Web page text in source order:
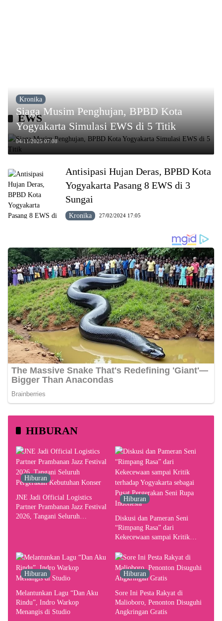
EWS
Kronika
Siaga Musim Penghujan, BPBD Kota
Yogyakarta Simulasi EWS di 5 Titik
04/11/2025 07:08
Antisipasi Hujan Deras, BPBD Kota
Yogyakarta Pasang 8 EWS di 3
Sungai
Kronika 27/02/2024 17:05
HIBURAN
Hiburan
JNE Jadi Official Logistics
Partner Prambanan Jazz Festival
2026, Tangani Seluruh
Hiburan
Diskusi dan Pameran Seni
“Rimpang Rasa” dari
Kekecewaan sampai Kritik
Pusat Pergerakan Seni Rupa
Indonesia
Hiburan
Melantunkan Lagu “Dan Aku
Rindu”, Indro Warkop
Menangis di Studio
Hiburan
Sore Ini Pesta Rakyat di
Malioboro, Penonton Disuguhi
Angkringan Gratis